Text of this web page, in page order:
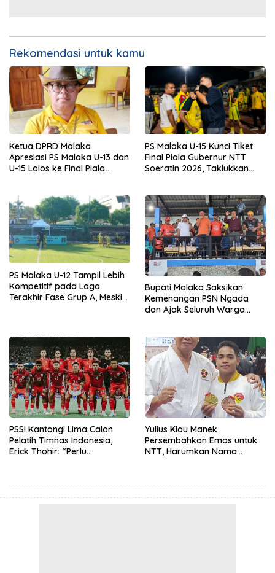
Rekomendasi untuk kamu
Ketua DPRD Malaka
Apresiasi PS Malaka U-13 dan
U-15 Lolos ke Final Piala
PS Malaka U-15 Kunci Tiket
Final Piala Gubernur NTT
Soeratin 2026, Taklukkan
PS Malaka U-12 Tampil Lebih
Kompetitif pada Laga
Terakhir Fase Grup A, Meski
Bupati Malaka Saksikan
Kemenangan PSN Ngada
dan Ajak Seluruh Warga
PSSI Kantongi Lima Calon
Pelatih Timnas Indonesia,
Erick Thohir: “Perlu
Yulius Klau Manek
Persembahkan Emas untuk
NTT, Harumkan Nama